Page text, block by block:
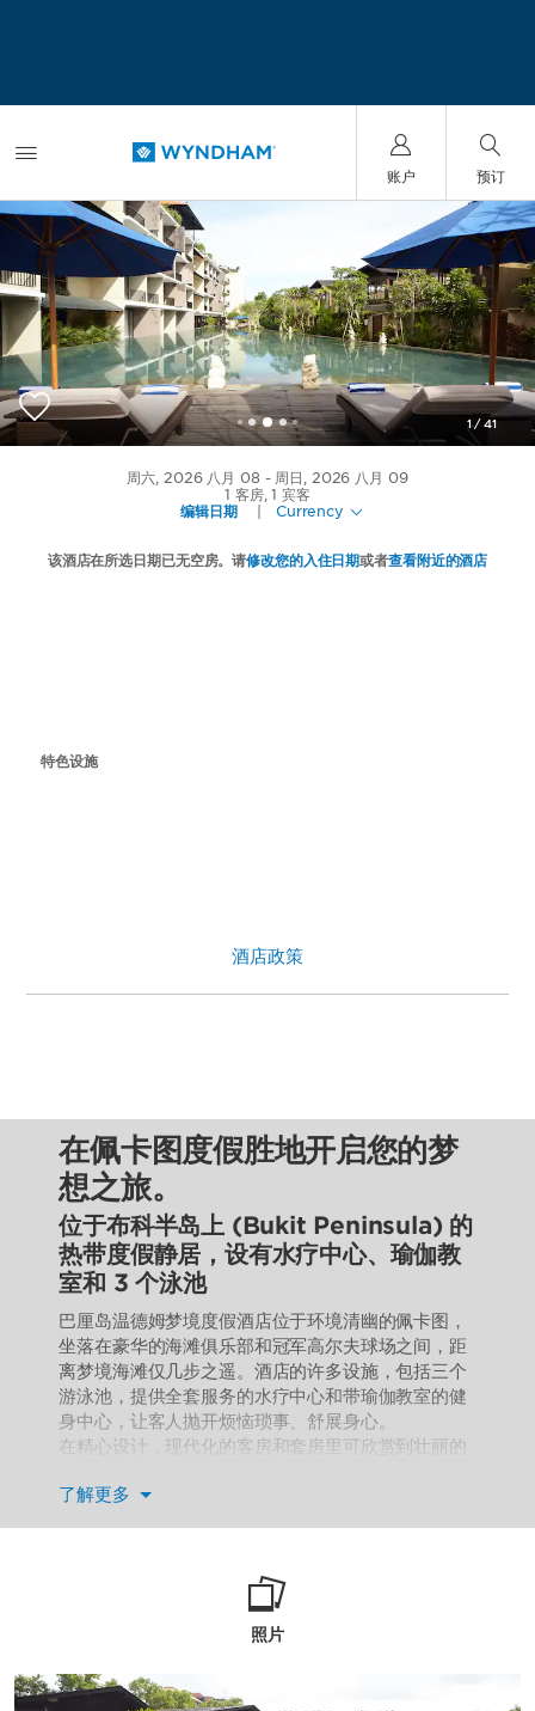
账户 预订
周六, 2026 八月 08
周日, 2026 八月 09
1 客房,1 宾客
编辑日期
Currency
该酒店在所选日期已无空房。请修改您的入住日期或者查看附近的酒店
1/41
Wyndham Dreamland Resort Bali
+62-361-4463900
特色设施
酒店政策
在佩卡图度假胜地开启您的梦
想之旅。
位于布科半岛上 (Bukit Peninsula) 的
热带度假静居，设有水疗中心、瑜伽教
室和 3 个泳池
巴厘岛温德姆梦境度假酒店位于环境清幽的佩卡图，
坐落在豪华的海滩俱乐部和冠军高尔夫球场之间，距
离梦境海滩仅几步之遥。酒店的许多设施，包括三个
游泳池，提供全套服务的水疗中心和带瑜伽教室的健
身中心，让客人抛开烦恼琐事、舒展身心。
在精心设计，现代化的客房和套房里可欣赏到壮丽的
每天早上，客人可以尽情享用免费自助早餐，或者到
视听器材，同时还有专业的策划团队，是您举办会
议、婚礼或庆祝活动的理想场所。
我们的地理位置优越，距离伍拉・赖国际机场 (DPS)
仅 16 公里。您可在我们宽敞舒适的度假村里享受悠
闲的度假时光；也可轻松出游，前往附近库塔和乌鲁
了解更多
照片